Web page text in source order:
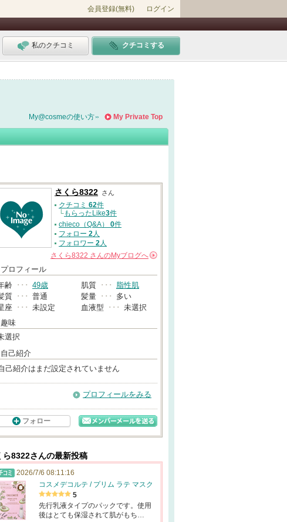
会員登録(無料) ログイン
私のクチコミ クチコミする
My Private Top
My@cosmeの使い方
さくら8322 さん
クチコミ 62件
└もらったLike3件
chieco（Q&A） 0件
フォロー 2人
フォロワー 2人
さくら8322 さんのMyブログへ
プロフィール
齢 ･･･ 49歳 肌質 ･･･
脂性肌
質 ･･･ 普通 髪量 ･･･
多い
座 ･･･ 未設定 血液型 ･･･ 未選択
趣味
選択
自己紹介
己紹介はまだ設定されていません
プロフィールをみる
フォロー
ら8322さんの最新投稿
2026/7/6 08:11:16
コスメデコルテ / プリム ラテ マスク
5
先行乳液タイプのパックです。使用
後はとても保湿されて肌がもち…